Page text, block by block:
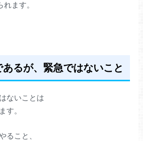
ます。
るが、緊急ではないこと
ないことは
す。
ること、